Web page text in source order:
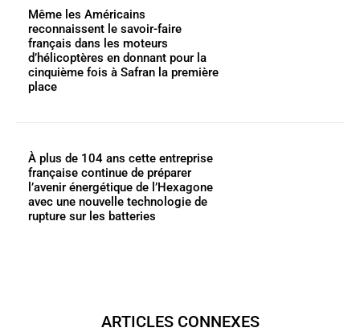
Même les Américains
reconnaissent le savoir-faire
français dans les moteurs
d’hélicoptères en donnant pour la
cinquième fois à Safran la première
place
À plus de 104 ans cette entreprise
française continue de préparer
l’avenir énergétique de l’Hexagone
avec une nouvelle technologie de
rupture sur les batteries
ARTICLES CONNEXES